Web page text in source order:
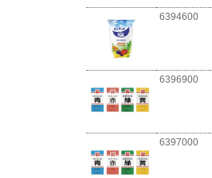
6394600
6396900
6397000